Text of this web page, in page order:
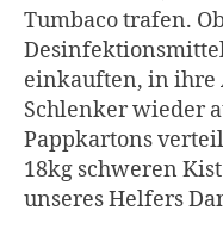
Tumbaco trafen.
einkauften, in ihre
Schlenker wieder
Pappkartons
18kg schweren
unseres Helfers